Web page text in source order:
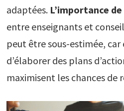
adaptées. L’importance
entre enseignants et
peut être sous-estimée,
d’élaborer des plans
maximisent les chances de